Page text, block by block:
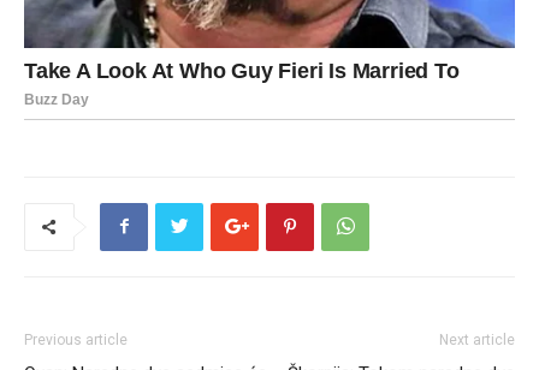
Previous article Next article